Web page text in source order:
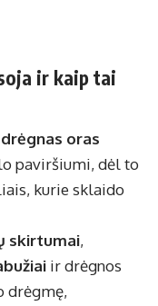
ir kaip tai
oras
paviršiumi, dėl to
kurie sklaido
skirtumai,
ir drėgnos
drėgmę,